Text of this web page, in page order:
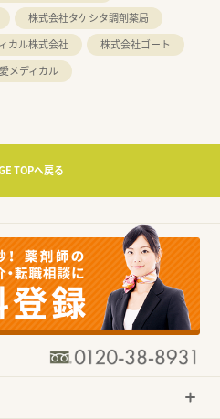
株式会社タケシタ調剤薬局
カル株式会社
株式会社ゴート
メディカル
TOPへ戻る